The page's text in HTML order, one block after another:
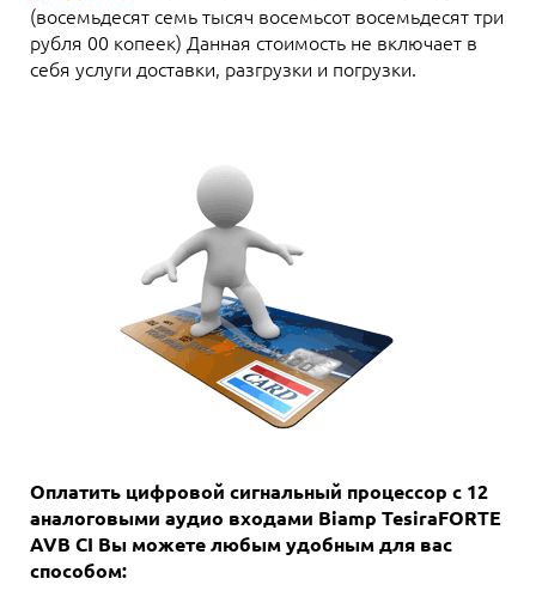
(восемьдесят семь тысяч восемьсот восемьдесят три
рубля 00 копеек) Данная стоимость не включает в
себя услуги доставки, разгрузки и погрузки.
Оплатить цифровой сигнальный процессор с 12
аналоговыми аудио входами Biamp TesiraFORTE
AVB CI Вы можете любым удобным для вас
способом: